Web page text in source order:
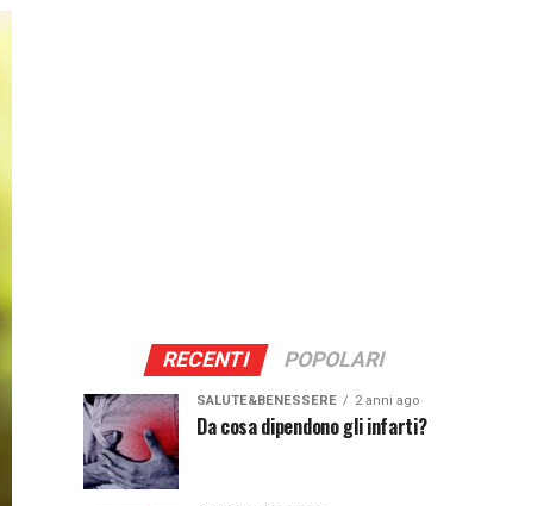
RECENTI POPOLARI
SALUTE&BENESSERE 2 anni ago
Da cosa dipendono gli infarti?